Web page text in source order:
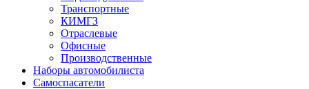
Транспортные
КИМГЗ
Отраслевые
Офисные
Производственные
Наборы автомобилиста
Самоспасатели